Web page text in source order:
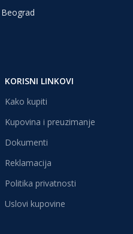
KORISNI LINKOVI
Kako kupiti
Kupovina i preuzimanje
Dokumenti
Reklamacija
Politika privatnosti
Uslovi kupovine